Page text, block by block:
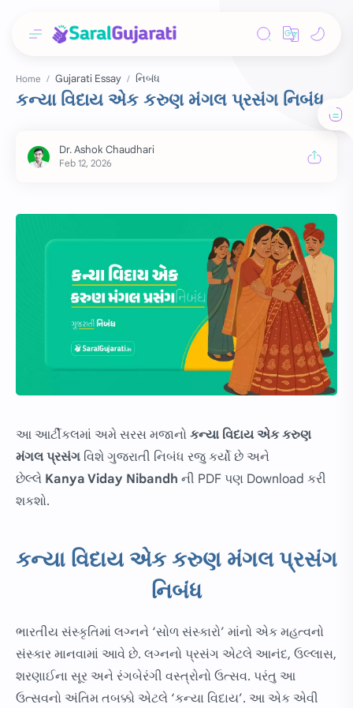
Home Gujarati Essay નિબંધ
કન્યા વિદાય એક કરુણ મંગલ પ્રસંગ નિબંધ
આ આર્ટીકલમાં અમે સરસ મજાનો કન્યા વિદાય એક કરુણ
મંગલ પ્રસંગ વિશે ગુજરાતી નિબંધ રજુ કર્યો છે અને
છેલ્લે Kanya Viday Nibandh ની PDF પણ Download કરી
શકશો.
કન્યા વિદાય એક કરુણ મંગલ પ્રસંગ
નિબંધ
ભારતીય સંસ્કૃતિમાં લગ્નને ‘સોળ સંસ્કારો’ માંનો એક મહત્વનો
સંસ્કાર માનવામાં આવે છે. લગ્નનો પ્રસંગ એટલે આનંદ, ઉલ્લાસ,
શરણાઈના સૂર અને રંગબેરંગી વસ્ત્રોનો ઉત્સવ. પરંતુ આ
ઉત્સવનો અંતિમ તબક્કો એટલે ‘કન્યા વિદાય’. આ એક એવી